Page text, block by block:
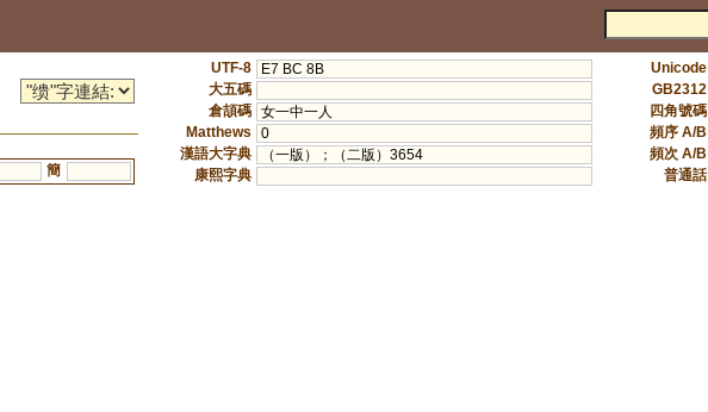
簡
UTF-8
E7 BC 8B
大五碼
倉頡碼 女一中一人
Matthews
0
漢語大字典
（一版）；（二版）3654
康熙字典
Unicode
GB2312
四角號碼
頻序 A/B
頻次 A/B
普通話